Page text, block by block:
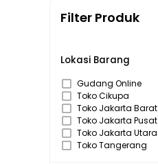
Filter Produk
Lokasi Barang
Gudang Online
Toko Cikupa
Toko Jakarta Barat
Toko Jakarta Pusat
Toko Jakarta Utara
Toko Tangerang